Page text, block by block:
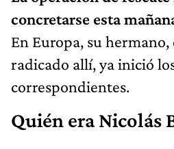
concretarse esta
En Europa, su
radicado allí, ya inició
correspondientes.
Quién era Nicolás